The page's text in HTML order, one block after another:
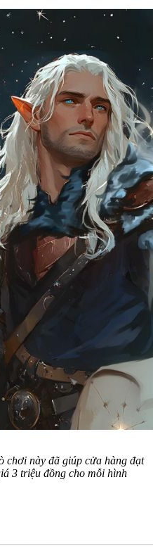
chơi này đã giúp cửa hàng đạt
3 triệu đồng cho mỗi hình